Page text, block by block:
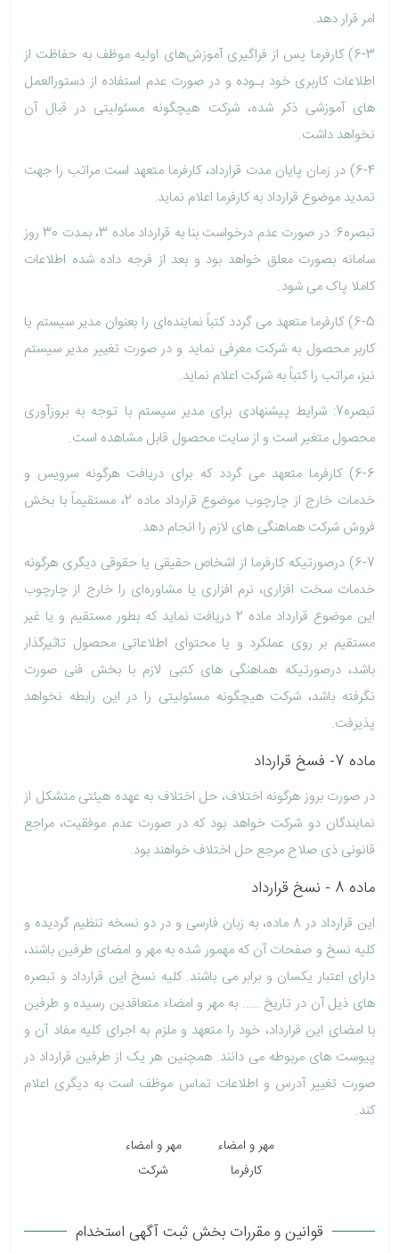
امر قرار دهد.
6-3) کارفرما پس از فراگیری آموزش‌های اولیه موظف به حفاظت از
اطلاعات کاربری خود بـوده و در صورت عدم استفاده از دستورالعمل
های آموزشی ذکر شده، شرکت هیچگونه مسئولیتی در قبال آن
نخواهد داشت.
6-4) در زمان پایان مدت قرارداد، کارفرما متعهد است مراتب را جهت
تمدید موضوع قرارداد به کارفرما اعلام نماید.
تبصره6: در صورت عدم درخواست بنا به قرارداد ماده 3، بمدت 30 روز
سامانه بصورت معلق خواهد بود و بعد از فرجه داده شده اطلاعات
کاملا پاک می شود.
6-5) کارفرما متعهد می گردد کتباً نماینده‌ای را بعنوان مدیر سیستم یا
کاربر محصول به شرکت معرفی نماید و در صورت تغییر مدیر سیستم
نیز، مراتب را کتباً به شرکت اعلام نماید.
تبصره7: شرایط پیشنهادی برای مدیر سیستم با توجه به بروزآوری
محصول متغیر است و از سایت محصول قابل مشاهده است.
6-6) کارفرما متعهد می گردد که برای دریافت هرگونه سرویس و
خدمات خارج از چارچوب موضوع قرارداد ماده 2، مستقیماً با بخش
فروش شرکت هماهنگی های لازم را انجام دهد.
6-7) درصورتیکه کارفرما از اشخاص حقیقی یا حقوقی دیگری هرگونه
خدمات سخت افزاری، نرم افزاری یا مشاوره‌ای را خارج از چارچوب
این موضوع قرارداد ماده 2 دریافت نماید که بطور مستقیم و یا غیر
مستقیم بر روی عملکرد و یا محتوای اطلاعاتی محصول تاثیرگذار
باشد، درصورتیکه هماهنگی های کتبی لازم با بخش فنی صورت
نگرفته باشد، شرکت هیچگونه مسئولیتی را در این رابطه نخواهد
پذیرفت.
ماده 7- فسخ قرارداد
در صورت بروز هرگونه اختلاف، حل اختلاف به عهده هیئتی متشکل از
نمایندگان دو شرکت خواهد بود که در صورت عدم موفقیت، مراجع
قانونی ذی صلاح مرجع حل اختلاف خواهند بود.
ماده 8 - نسخ قرارداد
این قرارداد در 8 ماده، به زبان فارسی و در دو نسخه تنظیم گردیده و
کلیه نسخ و صفحات آن که مهمور شده به مهر و امضای طرفین باشند،
دارای اعتبار یکسان و برابر می باشند. کلیه نسخ این قرارداد و تبصره
های ذیل آن در تاریخ ..... به مهر و امضاء متعاقدین رسیده و طرفین
با امضای این قرارداد، خود را متعهد و ملزم به اجرای کلیه مفاد آن و
پیوست های مربوطه می دانند. همچنین هر یک از طرفین قرارداد در
صورت تغییر آدرس و اطلاعات تماس موظف است به دیگری اعلام
کند.
مهر و امضاء
کارفرما
مهر و امضاء
شرکت
قوانین و مقررات بخش ثبت آگهی استخدام